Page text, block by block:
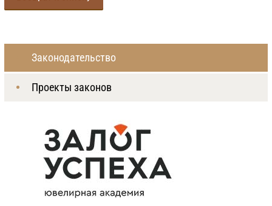
Законодательство
Проекты законов